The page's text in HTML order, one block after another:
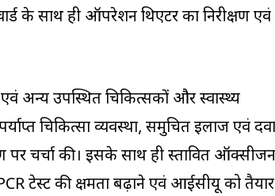
के साथ ही ऑपरेशन थिएटर का निरीक्षण एवं
अन्य उपस्थित चिकित्सकों और स्वास्थ्य
चिकित्सा व्यवस्था, समुचित इलाज एवं दवा
चर्चा की। इसके साथ ही प्रस्तावित ऑक्सीजन
टेस्ट की क्षमता बढ़ाने एवं आईसीयू को तैयार